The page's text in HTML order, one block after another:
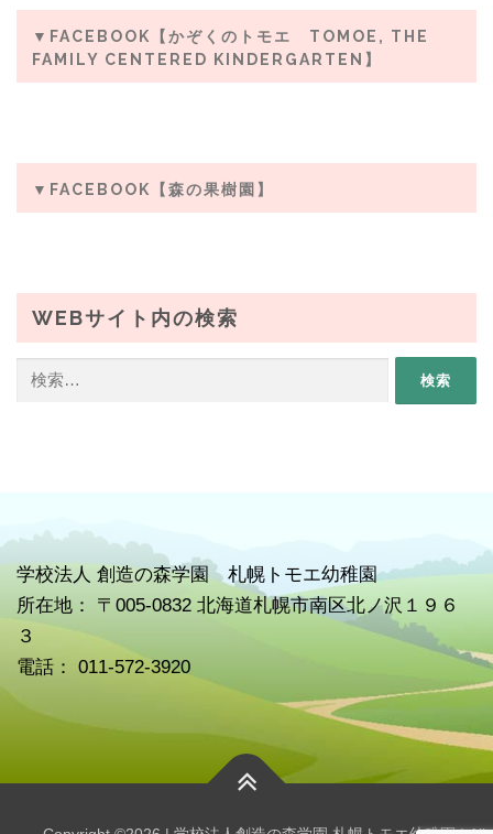
▼FACEBOOK【かぞくのトモエ TOMOE, THE
FAMILY CENTERED KINDERGARTEN】
▼FACEBOOK【森の果樹園】
WEBサイト内の検索
学校法人 創造の森学園 札幌トモエ幼稚園
所在地： 〒005-0832 北海道札幌市南区北ノ沢１９６
３
電話： 011-572-3920